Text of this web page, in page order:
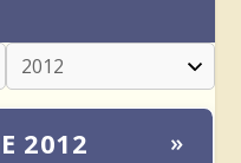
2012 »